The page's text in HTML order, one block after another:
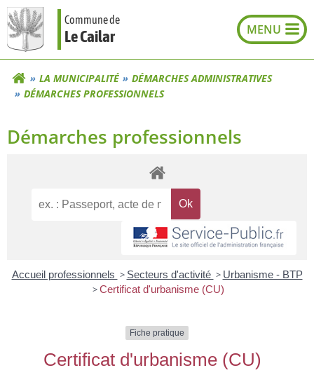
Aller
au
contenu
Commune de
Le Cailar
LA MUNICIPALITÉ
DÉMARCHES ADMINISTRATIVES
DÉMARCHES PROFESSIONNELS
Démarches professionnels
Accueil professionnels > Secteurs d'activité > Urbanisme - BTP
> Certificat d'urbanisme (CU)
Fiche pratique
Certificat d'urbanisme (CU)